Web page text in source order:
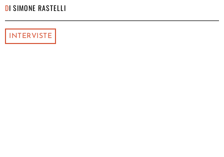
DI SIMONE RASTELLI
INTERVISTE